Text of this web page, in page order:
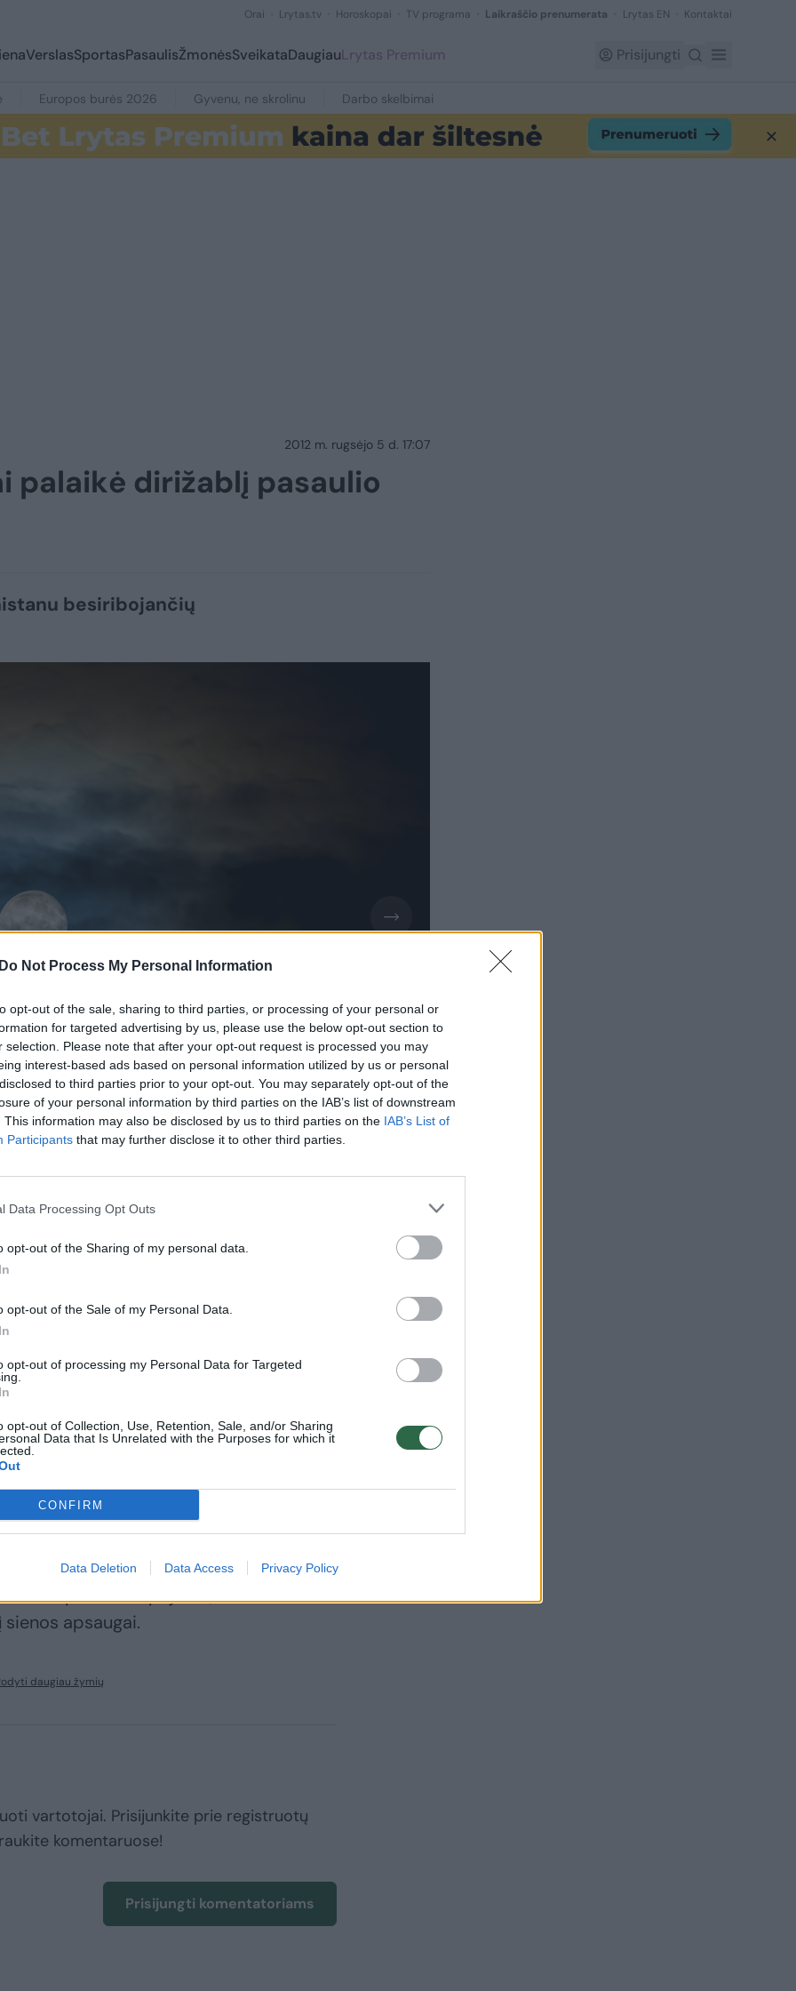
Do Not Process My Personal Information
opt-out of the sale, sharing to third parties, or processing of your personal or
for targeted advertising by us, please use the below opt-out section to
selection. Please note that after your opt-out request is processed you may
interest-based ads based on personal information utilized by us or personal
to third parties prior to your opt-out. You may separately opt-out of the
of your personal information by third parties on the IAB’s list of downstream
This information may also be disclosed by us to third parties on the IAB’s List of
Participants that may further disclose it to other third parties.
Data Processing Opt Outs
opt-out of the Sharing of my personal data.
opt-out of the Sale of my Personal Data.
opt-out of processing my Personal Data for Targeted
opt-out of Collection, Use, Retention, Sale, and/or Sharing
Data that Is Unrelated with the Purposes for which it
CONFIRM
Data Deletion Data Access Privacy Policy
Orai Lrytas.tv Horoskopai TV programa Laikraščio prenumerata Lrytas EN Kontaktai
VerslasSportasPasaulisŽmonėsSveikataDaugiauLrytas Premium Prisijungti
Europos burės 2026 Gyvenu, ne skrolinu Darbo skelbimai
2012 m. rugsėjo 5 d. 17:07
palaikė dirižablį pasaulio
besiribojančių
Daugiau nuotraukų (1)
tadžikai jį palaikė pasaulio
Tarp gyventojų ėmė sklisti įvairiausi
bet aš to labai bijau. Vyrai kalba,
žurnalistams Kumsangiro rajono
jie pradeda melstis”, - cituoja
Kai kurie iš jų palaikė dirižablį
pasienyje pirmą kartą buvo pastebėtas
kariuomenės atstovai pareiškė,
nepažeidė. Spėjama, kad
apsaugai.
daugiau žymių
vartotojai. Prisijunkite prie registruotų
komentaruose!
Prisijungti komentatoriams